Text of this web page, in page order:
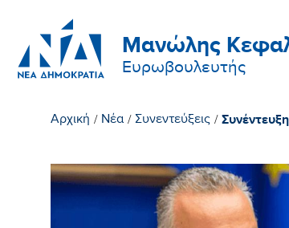
Μανώλης
Ευρωβουλευτής
Αρχική / Νέα / Συνεντεύξεις /